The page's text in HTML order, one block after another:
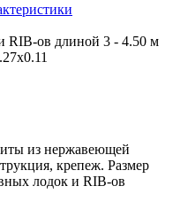
RIB-ов длиной 3 - 4.50 м
из нержавеющей
крепеж. Размер
лодок и RIB-ов